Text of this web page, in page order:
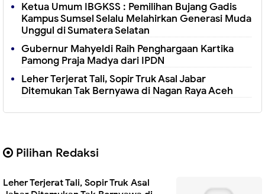
Ketua Umum IBGKSS : Pemilihan Bujang Gadis
Kampus Sumsel Selalu Melahirkan Generasi Muda
Unggul di Sumatera Selatan
Gubernur Mahyeldi Raih Penghargaan Kartika
Pamong Praja Madya dari IPDN
Leher Terjerat Tali, Sopir Truk Asal Jabar
Ditemukan Tak Bernyawa di Nagan Raya Aceh
Pilihan Redaksi
Leher Terjerat Tali, Sopir Truk Asal